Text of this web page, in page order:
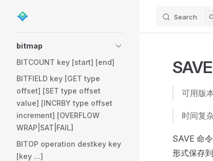
Skip to content Search
bitmap
BITCOUNT key [start] [end]
BITFIELD key [GET type
offset] [SET type offset
value] [INCRBY type offset
increment] [OVERFLOW
WRAP|SAT|FAIL]
BITOP operation destkey key
[key …]
SAVE
可用版
时间复
SAVE 命
形式保存到